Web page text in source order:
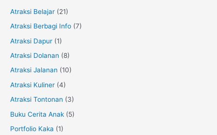
h
f
o
Atraksi Belajar (21)
Atraksi Berbagi Info (7)
Atraksi Dapur (1)
Atraksi Dolanan (8)
Atraksi Jalanan (10)
Atraksi Kuliner (4)
Atraksi Tontonan (3)
Buku Cerita Anak (5)
Portfolio Kaka (1)